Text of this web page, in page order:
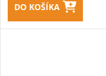
DO KOŠÍKA